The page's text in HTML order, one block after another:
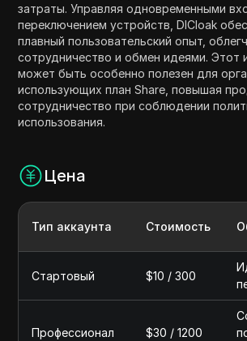
затраты. Управляя одновременными
переключением устройств, DICloak
плавный пользовательский опыт,
сотрудничество и обмен идеями. Этот
может быть особенно полезен для
использующих план Share, повышая
сотрудничество при соблюдении
использования.
Цена
Тип аккаунта Стоимость
Стартовый $10 / 300
Профессионал $30 / 1200